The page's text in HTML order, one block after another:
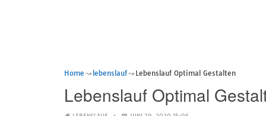
Home lebenslauf Lebenslauf Optimal Gestalten
Lebenslauf Optimal